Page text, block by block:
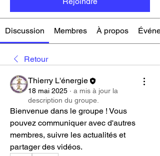
Discussion Membres À propos
Retour
Thierry L'énergie
18 mai 2025 · a mis à jour la
description du groupe.
Bienvenue dans le groupe ! Vous
pouvez communiquer avec d'autres
membres, suivre les actualités et
partager des vidéos.